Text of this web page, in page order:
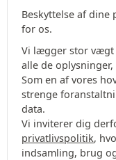
Beskyttelse af
for os.
Vi lægger stor vægt
alle de
Som en af vores
strenge
data.
Vi inviterer dig
privatlivspolitik,
indsamling, brug